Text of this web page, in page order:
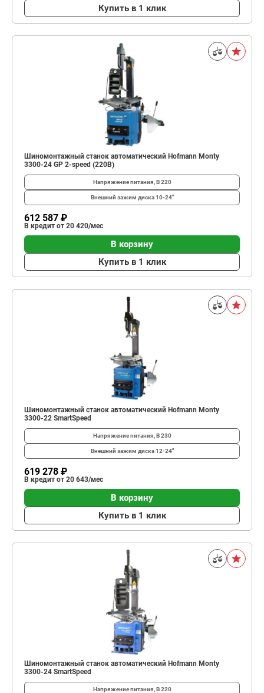
Купить в 1 клик
Шиномонтажный станок автоматический Hofmann Monty
3300-24 GP 2-speed (220В)
Напряжение питания, В220
Внешний зажим диска10-24"
612 587 ₽
В кредит от 20 420/мес
В корзину
Купить в 1 клик
Шиномонтажный станок автоматический Hofmann Monty
3300-22 SmartSpeed
Напряжение питания, В230
Внешний зажим диска12-24"
619 278 ₽
В кредит от 20 643/мес
В корзину
Купить в 1 клик
Шиномонтажный станок автоматический Hofmann Monty
3300-24 SmartSpeed
Напряжение питания, В220